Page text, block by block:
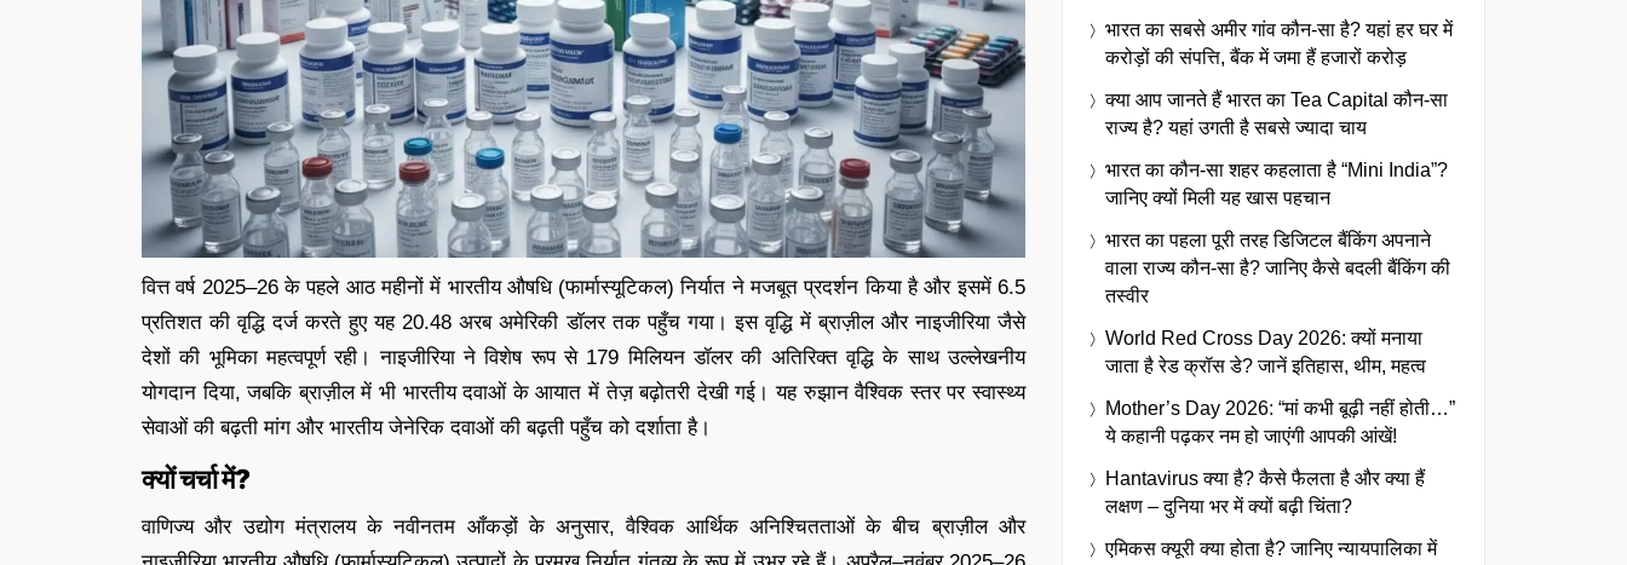
वित्त वर्ष 2025–26 के पहले आठ महीनों में भारतीय औषधि (फार्मास्यूटिकल) निर्यात ने मजबूत प्रदर्शन किया है और इसमें 6.5
प्रतिशत की वृद्धि दर्ज करते हुए यह 20.48 अरब अमेरिकी डॉलर तक पहुँच गया। इस वृद्धि में ब्राज़ील और नाइजीरिया जैसे
देशों की भूमिका महत्वपूर्ण रही। नाइजीरिया ने विशेष रूप से 179 मिलियन डॉलर की अतिरिक्त वृद्धि के साथ उल्लेखनीय
योगदान दिया, जबकि ब्राज़ील में भी भारतीय दवाओं के आयात में तेज़ बढ़ोतरी देखी गई। यह रुझान वैश्विक स्तर पर स्वास्थ्य
सेवाओं की बढ़ती मांग और भारतीय जेनेरिक दवाओं की बढ़ती पहुँच को दर्शाता है।
क्यों चर्चा में?
वाणिज्य और उद्योग मंत्रालय के नवीनतम आँकड़ों के अनुसार, वैश्विक आर्थिक अनिश्चितताओं के बीच ब्राज़ील और
भारत का सबसे अमीर गांव कौन-सा है? यहां हर घर में
करोड़ों की संपत्ति, बैंक में जमा हैं हजारों करोड़
क्या आप जानते हैं भारत का Tea Capital कौन-सा
राज्य है? यहां उगती है सबसे ज्यादा चाय
भारत का कौन-सा शहर कहलाता है “Mini India”?
जानिए क्यों मिली यह खास पहचान
भारत का पहला पूरी तरह डिजिटल बैंकिंग अपनाने
वाला राज्य कौन-सा है? जानिए कैसे बदली बैंकिंग की
तस्वीर
World Red Cross Day 2026: क्यों मनाया
जाता है रेड क्रॉस डे? जानें इतिहास, थीम, महत्व
Mother’s Day 2026: “मां कभी बूढ़ी नहीं होती…”
ये कहानी पढ़कर नम हो जाएंगी आपकी आंखें!
Hantavirus क्या है? कैसे फैलता है और क्या हैं
लक्षण – दुनिया भर में क्यों बढ़ी चिंता?
एमिकस क्यूरी क्या होता है? जानिए न्यायपालिका में